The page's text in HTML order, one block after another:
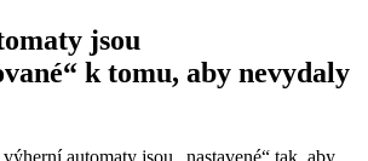
jsou
k tomu, aby nevydaly
automaty jsou „nastavené“ tak, aby